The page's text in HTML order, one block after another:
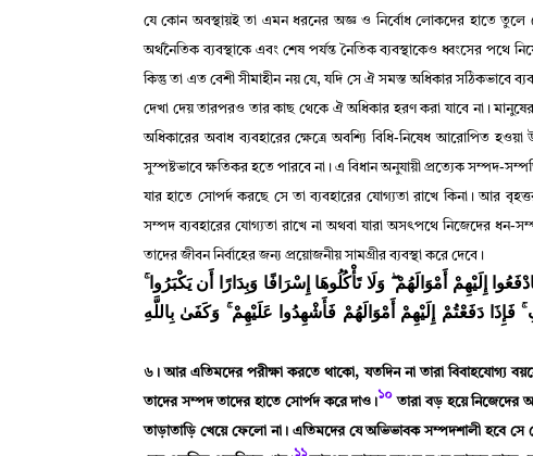
যে কোন অবস্থায়ই তা এমন ধরনের অজ্ঞ ও নির্বোধ লোকদের হাতে তুলে
অর্থনৈতিক ব্যবস্থাকে এবং শেষ পর্যন্ত নৈতিক ব্যবস্থাকেও ধ্বংসের পথে
কিন্তু তা এত বেশী সীমাহীন নয় যে,যদি সে ঐ সমস্ত অধিকার সঠিকভাবে
দেখা দেয় তারপরও তার কাছ থেকে ঐ অধিকার হরণ করা যাবে না।
অধিকারের অবাধ ব্যবহারের ক্ষেত্রে অবশ্যি বিধি-নিষেধ আরোপিত হওয়া
সুস্পষ্টভাবে ক্ষতিকর হতে পারবে না । এ বিধান অনুযায়ী প্রত্যেক সম্পদ-
যার হাতে সোপর্দ করছে সে তা ব্যবহারের যোগ্যতা রাখে কিনা।আর বৃহত্তর
সম্পদ ব্যবহারের যোগ্যতা রাখে না অথবা যারা অসৎপথে নিজেদের ধন-
তাদের জীবন নির্বাহের জন্য প্রয়োজনীয় সামগ্রীর ব্যবস্থা করে দেবে ।
إِلَيْهِمْ أَمْوَالَهُمْ ۖ وَلَا تَأْكُلُوهَا إِسْرَافًا وَبِدَارًا أَن يَكْبَرُوا
دَفَعْتُمْ إِلَيْهِمْ أَمْوَالَهُمْ فَأَشْهِدُوا عَلَيْهِمْ ۚ وَكَفَىٰ بِاللَّهِ
৬ । আর এতিমদের পরীক্ষা করতে থাকো,যতদিন না তারা বিবাহযোগ্য
তাদের সম্পদ তাদের হাতে সোর্পদ করে দাও ।১০ তারা বড় হয়ে নিজেদের
তাড়াতাড়ি খেয়ে ফেলো না।এতিমদের যে অভিভাবক সম্পদশালী হবে সে